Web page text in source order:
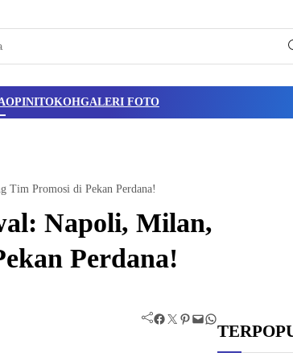
OPINITOKOHGALERI FOTO
Tim Promosi di Pekan Perdana!
Napoli, Milan,
Perdana!
Facebook Twitter Pinterest Mail WhatsApp